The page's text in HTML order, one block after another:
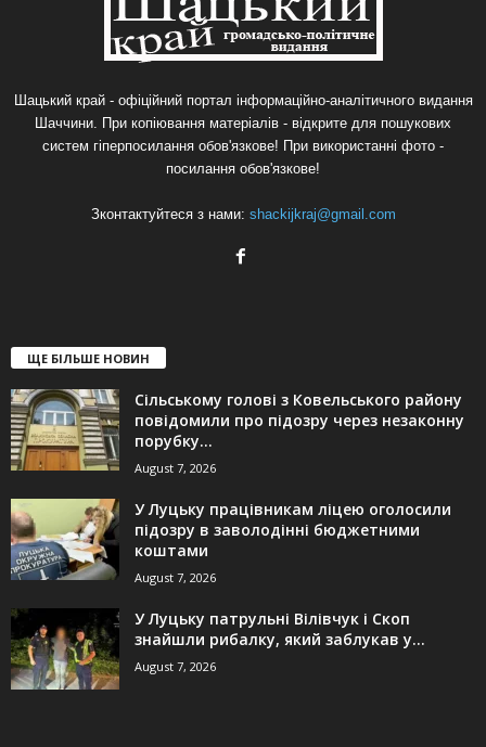
Шацький край - офіційний портал інформаційно-аналітичного видання
Шаччини. При копіювання матеріалів - відкрите для пошукових
систем гіперпосилання обов'язкове! При використанні фото -
посилання обов'язкове!
Зконтактуйтеся з нами: shackijkraj@gmail.com
ЩЕ БІЛЬШЕ НОВИН
Сільському голові з Ковельського району
повідомили про підозру через незаконну
порубку...
August 7, 2026
У Луцьку працівникам ліцею оголосили
підозру в заволодінні бюджетними
коштами
August 7, 2026
У Луцьку патрульні Вілівчук і Скоп
знайшли рибалку, який заблукав у...
August 7, 2026